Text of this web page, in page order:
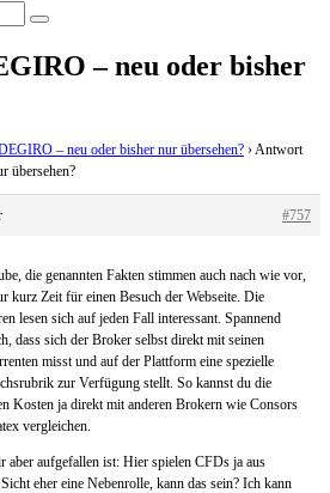
– neu oder bisher
– neu oder bisher nur übersehen? ›Antwort
übersehen?
#757
die genannten Fakten stimmen auch nach wie vor,
kurz Zeit für einen Besuch der Webseite. Die
lesen sich auf jeden Fall interessant. Spannend
dass sich der Broker selbst direkt mit seinen
misst und auf der Plattform eine spezielle
zur Verfügung stellt. So kannst du die
Kosten ja direkt mit anderen Brokern wie Consors
vergleichen.
aber aufgefallen ist: Hier spielen CFDs ja aus
eher eine Nebenrolle, kann das sein? Ich kann